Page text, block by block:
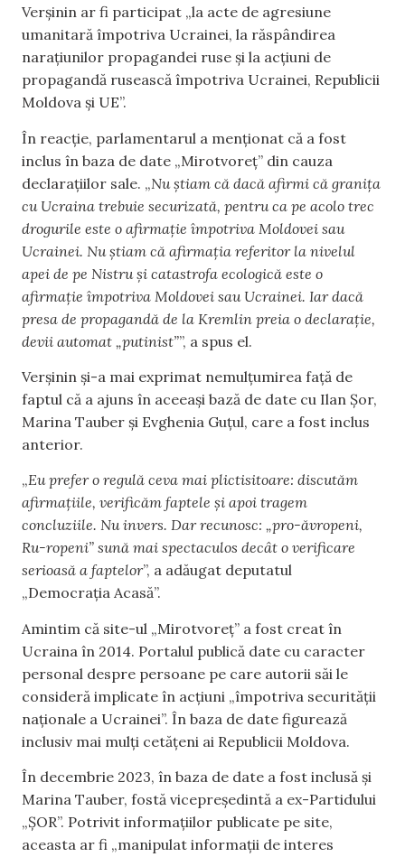
Verșinin ar fi participat „la acte de agresiune
umanitară împotriva Ucrainei, la răspândirea
narațiunilor propagandei ruse și la acțiuni de
propagandă rusească împotriva Ucrainei, Republicii
Moldova și UE”.
În reacție, parlamentarul a menționat că a fost
inclus în baza de date „Mirotvoreț” din cauza
declarațiilor sale. „Nu știam că dacă afirmi că granița
cu Ucraina trebuie securizată, pentru ca pe acolo trec
drogurile este o afirmație împotriva Moldovei sau
Ucrainei. Nu știam că afirmația referitor la nivelul
apei de pe Nistru și catastrofa ecologică este o
afirmație împotriva Moldovei sau Ucrainei. Iar dacă
presa de propagandă de la Kremlin preia o declarație,
devii automat „putinist””, a spus el.
Verșinin și-a mai exprimat nemulțumirea față de
faptul că a ajuns în aceeași bază de date cu Ilan Șor,
Marina Tauber și Evghenia Guțul, care a fost inclus
anterior.
„Eu prefer o regulă ceva mai plictisitoare: discutăm
afirmațiile, verificăm faptele și apoi tragem
concluziile. Nu invers. Dar recunosc: „pro-ăvropeni,
Ru-ropeni” sună mai spectaculos decât o verificare
serioasă a faptelor”, a adăugat deputatul
„Democrația Acasă”.
Amintim că site-ul „Mirotvoreț” a fost creat în
Ucraina în 2014. Portalul publică date cu caracter
personal despre persoane pe care autorii săi le
consideră implicate în acțiuni „împotriva securității
naționale a Ucrainei”. În baza de date figurează
inclusiv mai mulți cetățeni ai Republicii Moldova.
În decembrie 2023, în baza de date a fost inclusă și
Marina Tauber, fostă vicepreședintă a ex-Partidului
„ȘOR”. Potrivit informațiilor publicate pe site,
aceasta ar fi „manipulat informații de interes